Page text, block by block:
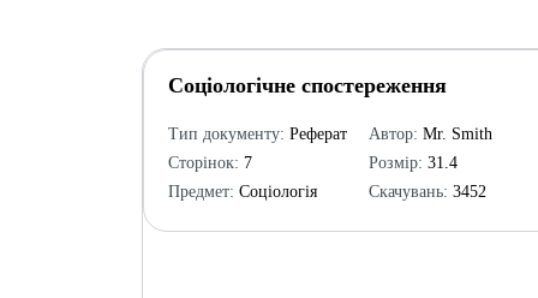
Соціологічне спостереження
Тип документу: Реферат
Сторінок: 7
Предмет: Соціологія
Автор: Mr. Smith
Розмір: 31.4
Скачувань: 3452